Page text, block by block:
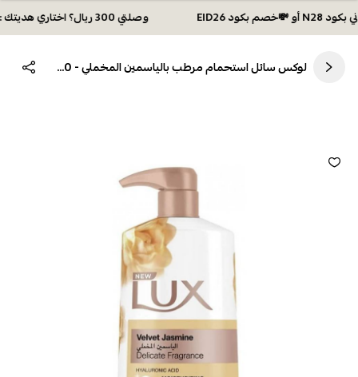
وصلتي 300 ريال؟ اختاري هديتك :🏍 شحن مجاني بكود N28 أو 💸خصم بكود EID26
لوكس سائل استحمام مرطب بالياسمين المخملي - 700 مل